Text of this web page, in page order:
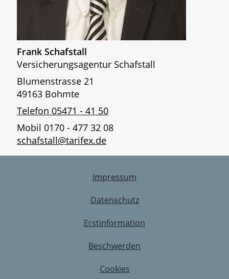
Frank Schafstall
Versicherungsagentur Schafstall
Blumenstrasse 21
49163 Bohmte
Telefon 05471 - 41 50
Mobil 0170 - 477 32 08
schafstall@tarifex.de
Impressum
Datenschutz
Erstinformation
Beschwerden
Cookies